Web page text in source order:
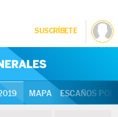
SUSCRÍBETE
MAPA ESCAÑOS